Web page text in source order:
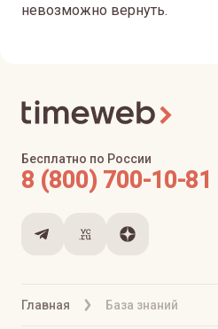
невозможно вернуть.
Главная База знаний
Бесплатно по России
8 (800) 700-10-81